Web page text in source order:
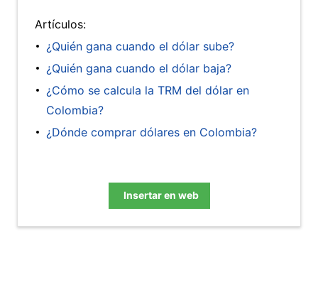
Artículos:
¿Quién gana cuando el dólar sube?
¿Quién gana cuando el dólar baja?
¿Cómo se calcula la TRM del dólar en
Colombia?
¿Dónde comprar dólares en Colombia?
Insertar en web